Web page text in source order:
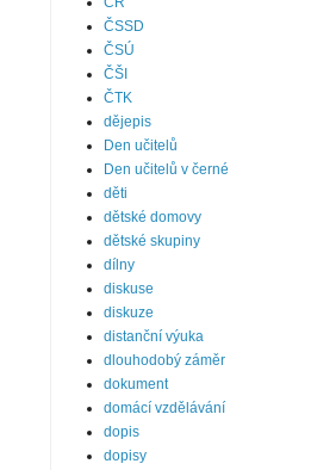
ČSSD
ČSÚ
ČŠI
ČTK
dějepis
Den učitelů
Den učitelů v černé
děti
dětské domovy
dětské skupiny
dílny
diskuse
diskuze
distanční výuka
dlouhodobý záměr
dokument
domácí vzdělávání
dopis
dopisy